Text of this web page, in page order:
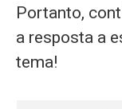
Portanto,
a resposta a
tema!